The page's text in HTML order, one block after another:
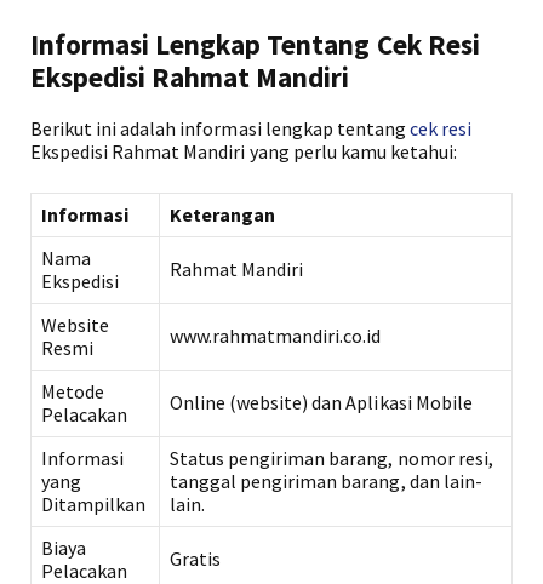
Informasi Lengkap Tentang Cek Resi
Ekspedisi Rahmat Mandiri
Berikut ini adalah informasi lengkap tentang cek resi
Ekspedisi Rahmat Mandiri yang perlu kamu ketahui:
Informasi
Keterangan
Nama
Ekspedisi
Rahmat Mandiri
Website
Resmi
www.rahmatmandiri.co.id
Metode
Pelacakan
Online (website) dan Aplikasi Mobile
Informasi
yang
Ditampilkan
Status pengiriman barang, nomor resi,
tanggal pengiriman barang, dan lain-
lain.
Biaya
Pelacakan
Gratis